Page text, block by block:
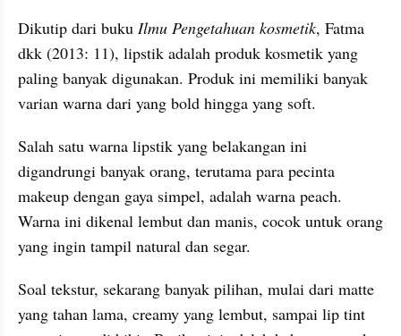
Dikutip dari buku Ilmu Pengetahuan kosmetik, Fatma
dkk (2013: 11), lipstik adalah produk kosmetik yang
paling banyak digunakan. Produk ini memiliki banyak
varian warna dari yang bold hingga yang soft.
Salah satu warna lipstik yang belakangan ini
digandrungi banyak orang, terutama para pecinta
makeup dengan gaya simpel, adalah warna peach.
Warna ini dikenal lembut dan manis, cocok untuk orang
yang ingin tampil natural dan segar.
Soal tekstur, sekarang banyak pilihan, mulai dari matte
yang tahan lama, creamy yang lembut, sampai lip tint